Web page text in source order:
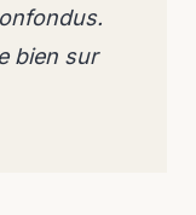
bien sur